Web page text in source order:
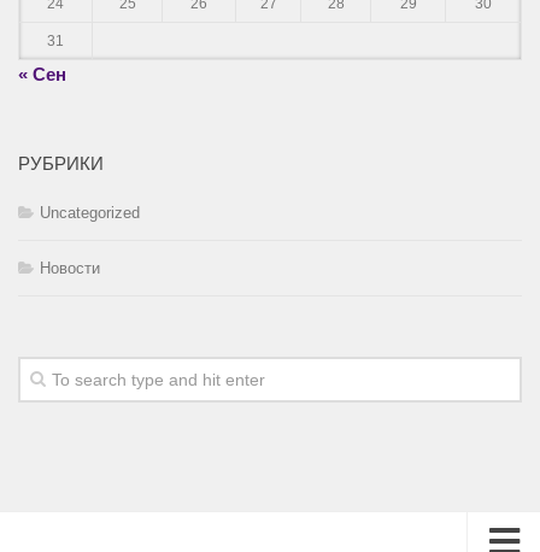
24 25 26 27 28 29 30
31
« Сен
РУБРИКИ
Uncategorized
Новости